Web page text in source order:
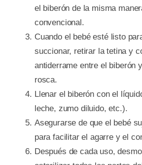
el biberón de la misma
convencional.
Cuando el bebé esté listo
succionar, retirar la tetina y
antiderrame entre el biberón
rosca.
Llenar el biberón con el
leche, zumo diluido, etc.).
Asegurarse de que el bebé
para facilitar el agarre y el
Después de cada uso,